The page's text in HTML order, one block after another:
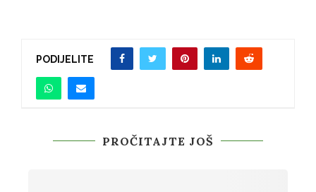
PODIJELITE
PROČITAJTE JOŠ